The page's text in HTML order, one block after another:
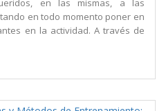
en las mismas, a las
en todo momento poner en
en la actividad. A través de